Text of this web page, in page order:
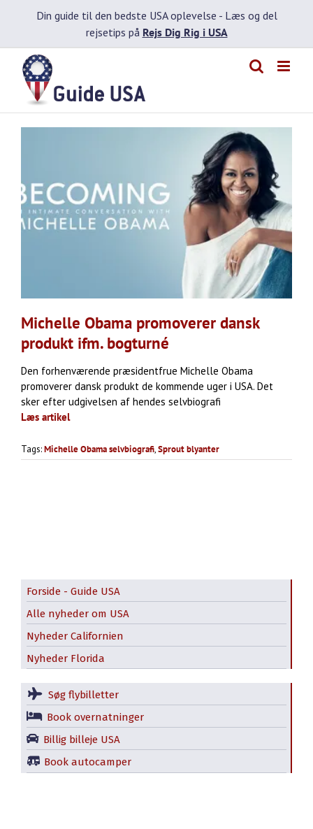
Din guide til den bedste USA oplevelse - Læs og del
rejsetips på Rejs Dig Rig i USA
Michelle Obama promoverer dansk
produkt ifm. bogturné
Den forhenværende præsidentfrue Michelle Obama
promoverer dansk produkt de kommende uger i USA. Det
sker efter udgivelsen af hendes selvbiografi
Læs artikel
Tags:Michelle Obama selvbiografi,Sprout blyanter
Forside - Guide USA
Alle nyheder om USA
Nyheder Californien
Nyheder Florida
Søg flybilletter
Book overnatninger
Billig billeje USA
Book autocamper